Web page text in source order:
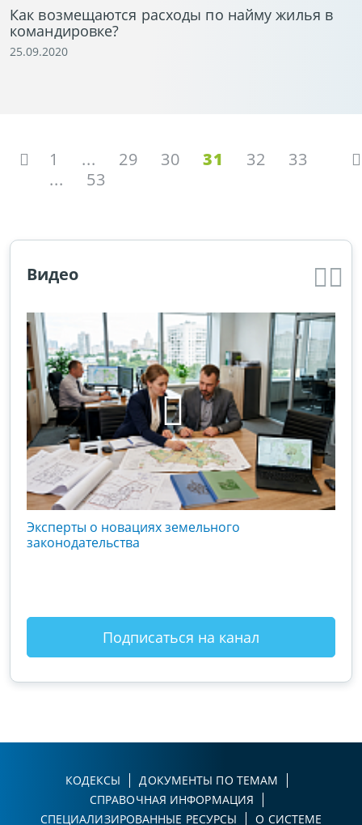
Как возмещаются расходы по найму жилья в
командировке?
25.09.2020
1 ... 29 30 31 32
33
...
53
Видео
Эксперты о новациях земельного
законодательства
Подписаться на канал
КОДЕКСЫ
ДОКУМЕНТЫ ПО ТЕМАМ
СПРАВОЧНАЯ ИНФОРМАЦИЯ
СПЕЦИАЛИЗИРОВАННЫЕ РЕСУРСЫ
О СИСТЕМЕ